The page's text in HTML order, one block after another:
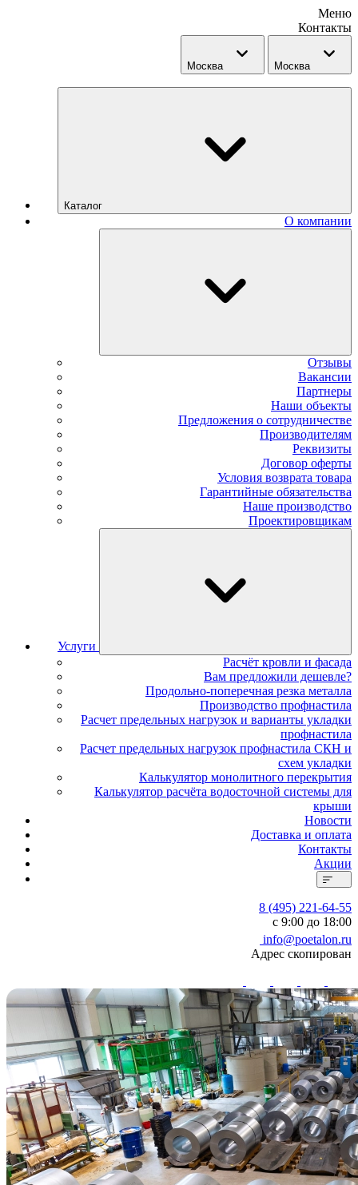
Меню
Контакты
Москва Москва
Каталог
О компании
Отзывы
Вакансии
Партнеры
Наши объекты
Предложения о сотрудничестве
Производителям
Реквизиты
Договор оферты
Условия возврата товара
Гарантийные обязательства
Наше производство
Проектировщикам
Услуги
Расчёт кровли и фасада
Вам предложили дешевле?
Продольно-поперечная резка металла
Производство профнастила
Расчет предельных нагрузок и варианты укладки
профнастила
Расчет предельных нагрузок профнастила СКН и
схем укладки
Калькулятор монолитного перекрытия
Калькулятор расчёта водосточной системы для
крыши
Новости
Доставка и оплата
Контакты
Акции
8 (495) 221-64-55
с 9:00 до 18:00
info@poetalon.ru
Адрес скопирован